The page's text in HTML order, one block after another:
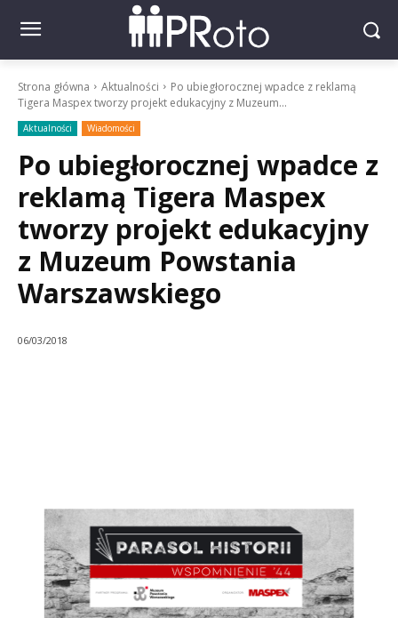
Strona główna Aktualności
Po ubiegłorocznej wpadce z reklamą
Tigera Maspex tworzy projekt edukacyjny z Muzeum...
Aktualności Wiadomości
Po ubiegłorocznej wpadce z
reklamą Tigera Maspex
tworzy projekt edukacyjny
z Muzeum Powstania
Warszawskiego
06/03/2018